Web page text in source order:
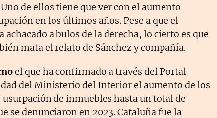
de ellos tiene que ver con el aumento
en los últimos años. Pese a que el
a bulos de la derecha, lo cierto es que
mata el relato de Sánchez y compañía.
el que ha confirmado a través del Portal
del Ministerio del Interior el aumento de los
de inmuebles hasta un total de
se denunciaron en 2023. Cataluña fue la